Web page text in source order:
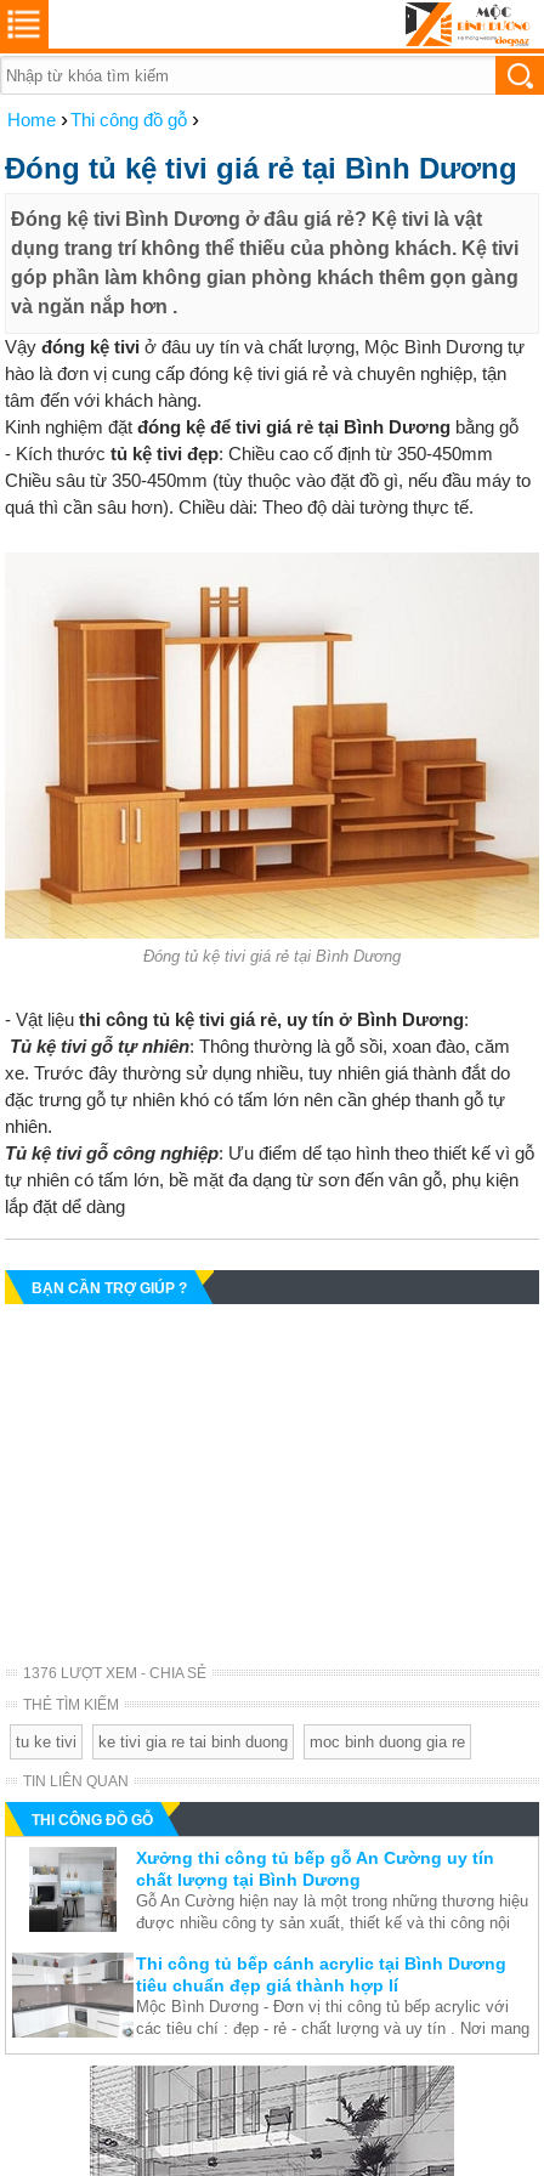
Home ›Thi công đồ gỗ ›
Đóng tủ kệ tivi giá rẻ tại Bình Dương
Đóng kệ tivi Bình Dương ở đâu giá rẻ? Kệ tivi là vật
dụng trang trí không thể thiếu của phòng khách. Kệ tivi
góp phần làm không gian phòng khách thêm gọn gàng
và ngăn nắp hơn .
Vậyđóng kệ tivi ở đâu uy tín và chất lượng, Mộc Bình Dương tự
hào là đơn vị cung cấp đóng kệ tivi giá rẻ và chuyên nghiệp, tận
tâm đến với khách hàng.
Kinh nghiệm đặtđóng kệ để tivi giá rẻ tại Bình Dương bằng gỗ
- Kích thướctủ kệ tivi đẹp: Chiều cao cố định từ 350-450mm
Chiều sâu từ 350-450mm (tùy thuộc vào đặt đồ gì, nếu đầu máy to
quá thì cần sâu hơn). Chiều dài: Theo độ dài tường thực tế.
Đóng tủ kệ tivi giá rẻ tại Bình Dương
- Vật liệuthi công tủ kệ tivi giá rẻ, uy tín ở Bình Dương:
Tủ kệ tivi gỗ tự nhiên: Thông thường là gỗ sồi, xoan đào, căm
xe. Trước đây thường sử dụng nhiều, tuy nhiên giá thành đắt do
đặc trưng gỗ tự nhiên khó có tấm lớn nên cần ghép thanh gỗ tự
nhiên.
Tủ kệ tivi gỗ công nghiệp: Ưu điểm dể tạo hình theo thiết kế vì gỗ
tự nhiên có tấm lớn, bề mặt đa dạng từ sơn đến vân gỗ, phụ kiện
lắp đặt dể dàng
BẠN CẦN TRỢ GIÚP ?
1376 LƯỢT XEM - CHIA SẺ
THẺ TÌM KIẾM
tu ke tivi ke tivi gia re tai binh duong moc binh duong gia re
TIN LIÊN QUAN
THI CÔNG ĐỒ GỖ
Xưởng thi công tủ bếp gỗ An Cường uy tín
chất lượng tại Bình Dương
Gỗ An Cường hiện nay là một trong những thương hiệu
được nhiều công ty sản xuất, thiết kế và thi công nội
mang đến cho khách hàng sự hài lòng khi sử dụng.
Thi công tủ bếp cánh acrylic tại Bình Dương
tiêu chuẩn đẹp giá thành hợp lí
Mộc Bình Dương - Đơn vị thi công tủ bếp acrylic với
các tiêu chí : đẹp - rẻ - chất lượng và uy tín . Nơi mang
đến cho bạn sự lựa chọn chính xác nhất
Thi công thiết kế nội thất chung cư tại Bình
Dương
Bạn đang phân vân không biết nên chọn xưởng đóng
nội thật nào uy tín, chất lượng? Bạn đang băn khoăn
không biết có nên thiết kế nội thất chung cư bằng gỗ?